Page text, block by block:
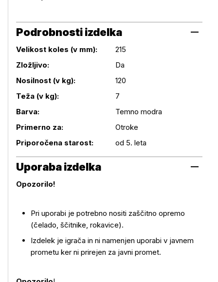
Podrobnosti izdelka
Podrobnosti izdelka
Velikost koles (v mm):
215
Zložljivo:
Da
Nosilnost (v kg):
120
Teža (v kg):
7
Barva:
Temno modra
Primerno za:
Otroke
Priporočena starost:
od 5. leta
Uporaba izdelka
Opozorilo!
Pri uporabi je potrebno nositi zaščitno opremo
(čelado, ščitnike, rokavice).
Izdelek je igrača in ni namenjen uporabi v javnem
prometu ker ni prirejen za javni promet.